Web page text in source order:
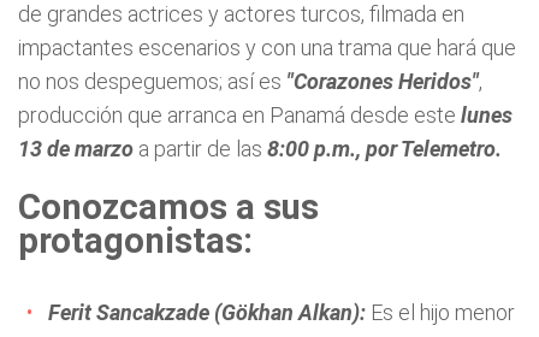
de grandes actrices y actores turcos, filmada en
impactantes escenarios y con una trama que hará que
no nos despeguemos; así es "Corazones Heridos",
producción que arranca en Panamá desde este lunes
13 de marzo a partir de las 8:00 p.m., por Telemetro.
Conozcamos a sus
protagonistas:
Ferit Sancakzade (Gökhan Alkan): Es el hijo menor